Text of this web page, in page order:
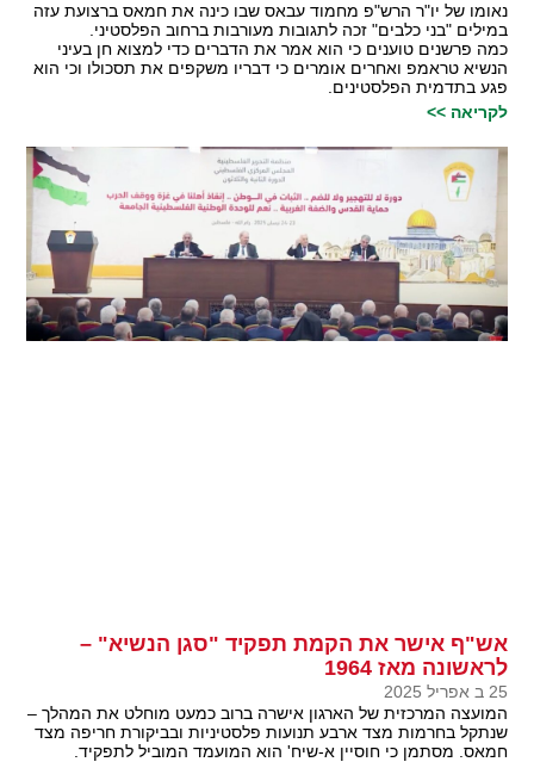
נאומו של יו"ר הרש"פ מחמוד עבאס שבו כינה את חמאס ברצועת עזה
במילים "בני כלבים" זכה לתגובות מעורבות ברחוב הפלסטיני.
כמה פרשנים טוענים כי הוא אמר את הדברים כדי למצוא חן בעיני
הנשיא טראמפ ואחרים אומרים כי דבריו משקפים את תסכולו וכי הוא
פגע בתדמית הפלסטינים.
לקריאה >>
אש"ף אישר את הקמת תפקיד "סגן הנשיא" –
לראשונה מאז 1964
25 ב אפריל 2025
המועצה המרכזית של הארגון אישרה ברוב כמעט מוחלט את המהלך –
שנתקל בחרמות מצד ארבע תנועות פלסטיניות ובביקורת חריפה מצד
חמאס. מסתמן כי חוסיין א-שיח' הוא המועמד המוביל לתפקיד.